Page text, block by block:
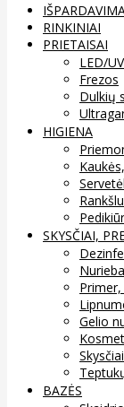
RINKINIAI
PRIETAISAI
LED/
Frezos
Dulkių
HIGIENA
SKYSČIAI,
Gelio
BAZĖS